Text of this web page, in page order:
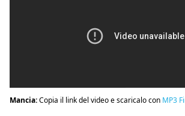
Mancia:Copia il link del video e scaricalo con MP3